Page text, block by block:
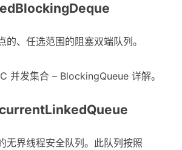
的、任选范围的阻塞双端队列。
并发集合 – BlockingQueue 详解。
无界线程安全队列。此队列按照